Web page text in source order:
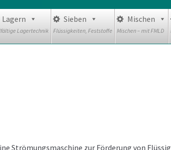
Lagern
Lagertechnik
Sieben
Flüssigkeiten, Feststoffe
Mischen
Mischen – mit FMLD
Strömungsmaschine zur Förderung von